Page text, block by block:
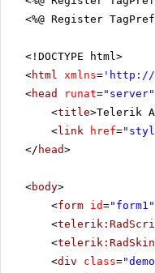
<%@ Register
<!DOCTYPE html>
<html xmlns= ' http://
<head runat="server"
<title>Telerik
<link href=
</ head>
<body>
<form id="form1"
<
<
<div class=